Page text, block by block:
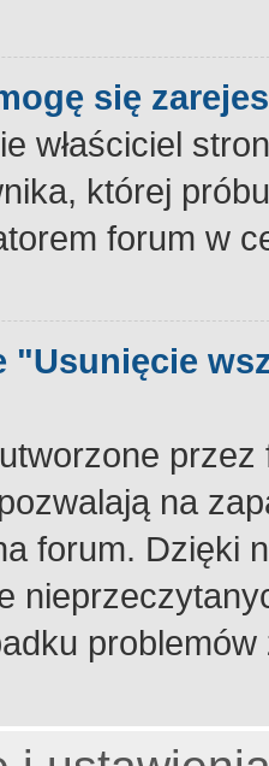
się
właściciel
której
forum w
"Usunięcie
na
forum. Dzięki